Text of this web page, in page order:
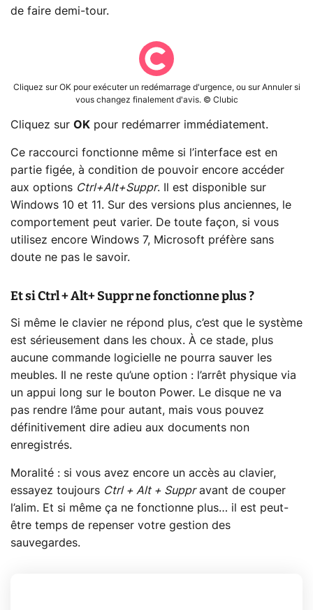
de faire demi-tour.
Cliquez sur OK pour exécuter un redémarrage d'urgence, ou sur Annuler si
vous changez finalement d'avis. © Clubic
Cliquez sur OK pour redémarrer immédiatement.
Ce raccourci fonctionne même si l’interface est en
partie figée, à condition de pouvoir encore accéder
aux options Ctrl+Alt+Suppr. Il est disponible sur
Windows 10 et 11. Sur des versions plus anciennes, le
comportement peut varier. De toute façon, si vous
utilisez encore Windows 7, Microsoft préfère sans
doute ne pas le savoir.
Et si Ctrl + Alt+ Suppr ne fonctionne plus ?
Si même le clavier ne répond plus, c’est que le système
est sérieusement dans les choux. À ce stade, plus
aucune commande logicielle ne pourra sauver les
meubles. Il ne reste qu’une option : l’arrêt physique via
un appui long sur le bouton Power. Le disque ne va
pas rendre l’âme pour autant, mais vous pouvez
définitivement dire adieu aux documents non
enregistrés.
Moralité : si vous avez encore un accès au clavier,
essayez toujours Ctrl + Alt + Suppravant de couper
l’alim. Et si même ça ne fonctionne plus… il est peut-
être temps de repenser votre gestion des
sauvegardes.